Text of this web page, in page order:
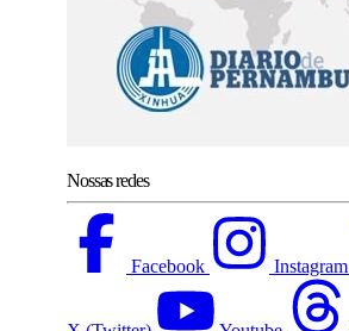
Nossas redes
Facebook Instagram